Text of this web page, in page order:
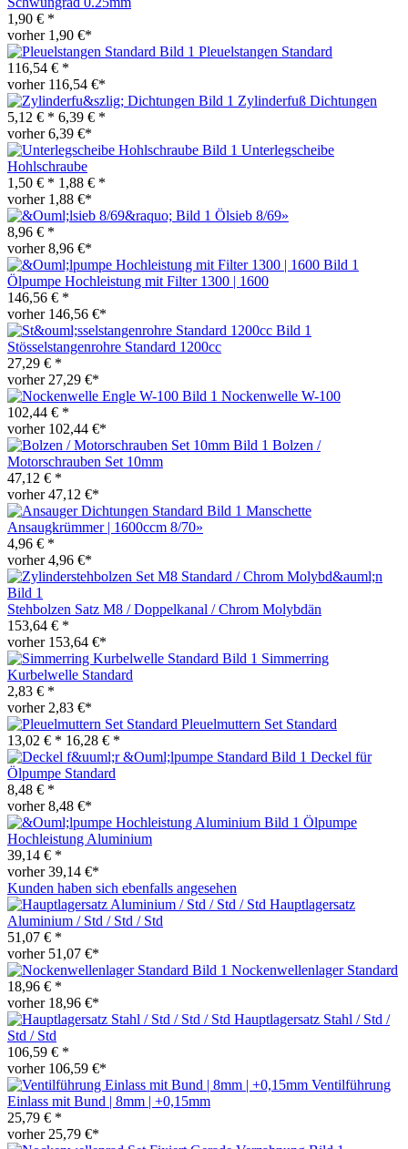
1,90 € *
vorher 1,90 €*
Pleuelstangen Standard
116,54 € *
vorher 116,54 €*
Zylinderfuß Dichtungen
5,12 € * 6,39 € *
vorher 6,39 €*
Unterlegscheibe
Hohlschraube
1,50 € * 1,88 € *
vorher 1,88 €*
Ölsieb 8/69»
8,96 € *
vorher 8,96 €*
Ölpumpe Hochleistung mit Filter 1300 | 1600
146,56 € *
vorher 146,56 €*
Stösselstangenrohre Standard 1200cc
27,29 € *
vorher 27,29 €*
Nockenwelle W-100
102,44 € *
vorher 102,44 €*
Bolzen /
Motorschrauben Set 10mm
47,12 € *
vorher 47,12 €*
Manschette
Ansaugkrümmer | 1600ccm 8/70»
4,96 € *
vorher 4,96 €*
Stehbolzen Satz M8 / Doppelkanal / Chrom Molybdän
153,64 € *
vorher 153,64 €*
Simmerring
Kurbelwelle Standard
2,83 € *
vorher 2,83 €*
Pleuelmuttern Set Standard
13,02 € * 16,28 € *
Deckel für
Ölpumpe Standard
8,48 € *
vorher 8,48 €*
Ölpumpe
Hochleistung Aluminium
39,14 € *
vorher 39,14 €*
Kunden haben sich ebenfalls angesehen
Hauptlagersatz
Aluminium / Std / Std / Std
51,07 € *
vorher 51,07 €*
Nockenwellenlager Standard
18,96 € *
vorher 18,96 €*
Hauptlagersatz Stahl / Std /
Std / Std
106,59 € *
vorher 106,59 €*
Ventilführung
Einlass mit Bund | 8mm | +0,15mm
25,79 € *
vorher 25,79 €*